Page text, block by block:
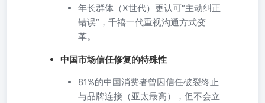
年长群体（X世代）更认可“主动纠正
错误”，千禧一代重视沟通方式变
革。
中国市场信任修复的特殊性
81%的中国消费者曾因信任破裂终止
与品牌连接（亚太最高），但不会立